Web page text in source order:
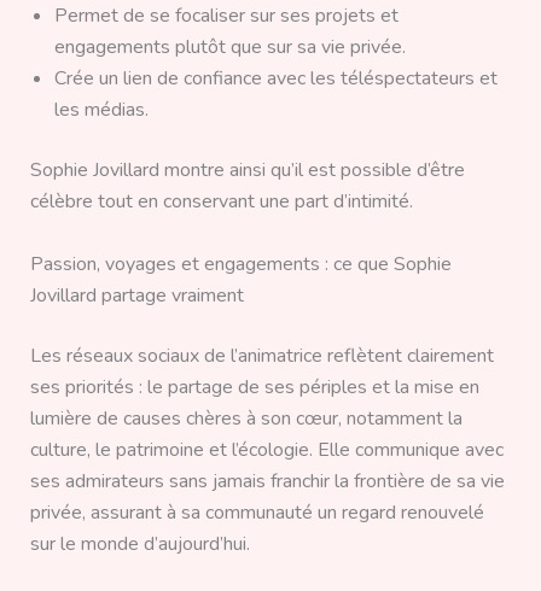
Permet de se focaliser sur ses projets et
engagements plutôt que sur sa vie privée.
Crée un lien de confiance avec les téléspectateurs et
les médias.
Sophie Jovillard montre ainsi qu’il est possible d’être
célèbre tout en conservant une part d’intimité.
Passion, voyages et engagements : ce que Sophie
Jovillard partage vraiment
Les réseaux sociaux de l’animatrice reflètent clairement
ses priorités : le partage de ses périples et la mise en
lumière de causes chères à son cœur, notamment la
culture, le patrimoine et l’écologie. Elle communique avec
ses admirateurs sans jamais franchir la frontière de sa vie
privée, assurant à sa communauté un regard renouvelé
sur le monde d’aujourd’hui.